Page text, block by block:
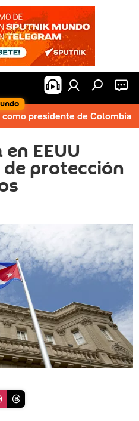
como presidente de Colombia
EEUU
protección